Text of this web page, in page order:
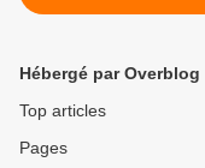
Hébergé par Overblog
Top articles
Pages